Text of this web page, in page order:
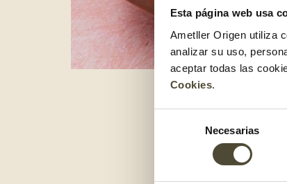
Esta página web usa
Ametller Origen utiliza
analizar su uso,
aceptar todas las
Cookies.
consentimiento
Necesarias